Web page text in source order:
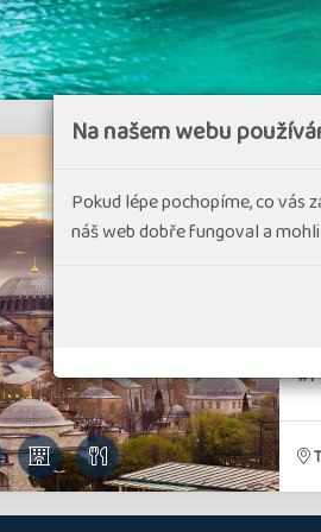
Na našem webu
Pokud lépe pochopíme, co vás
náš web dobře fungoval a